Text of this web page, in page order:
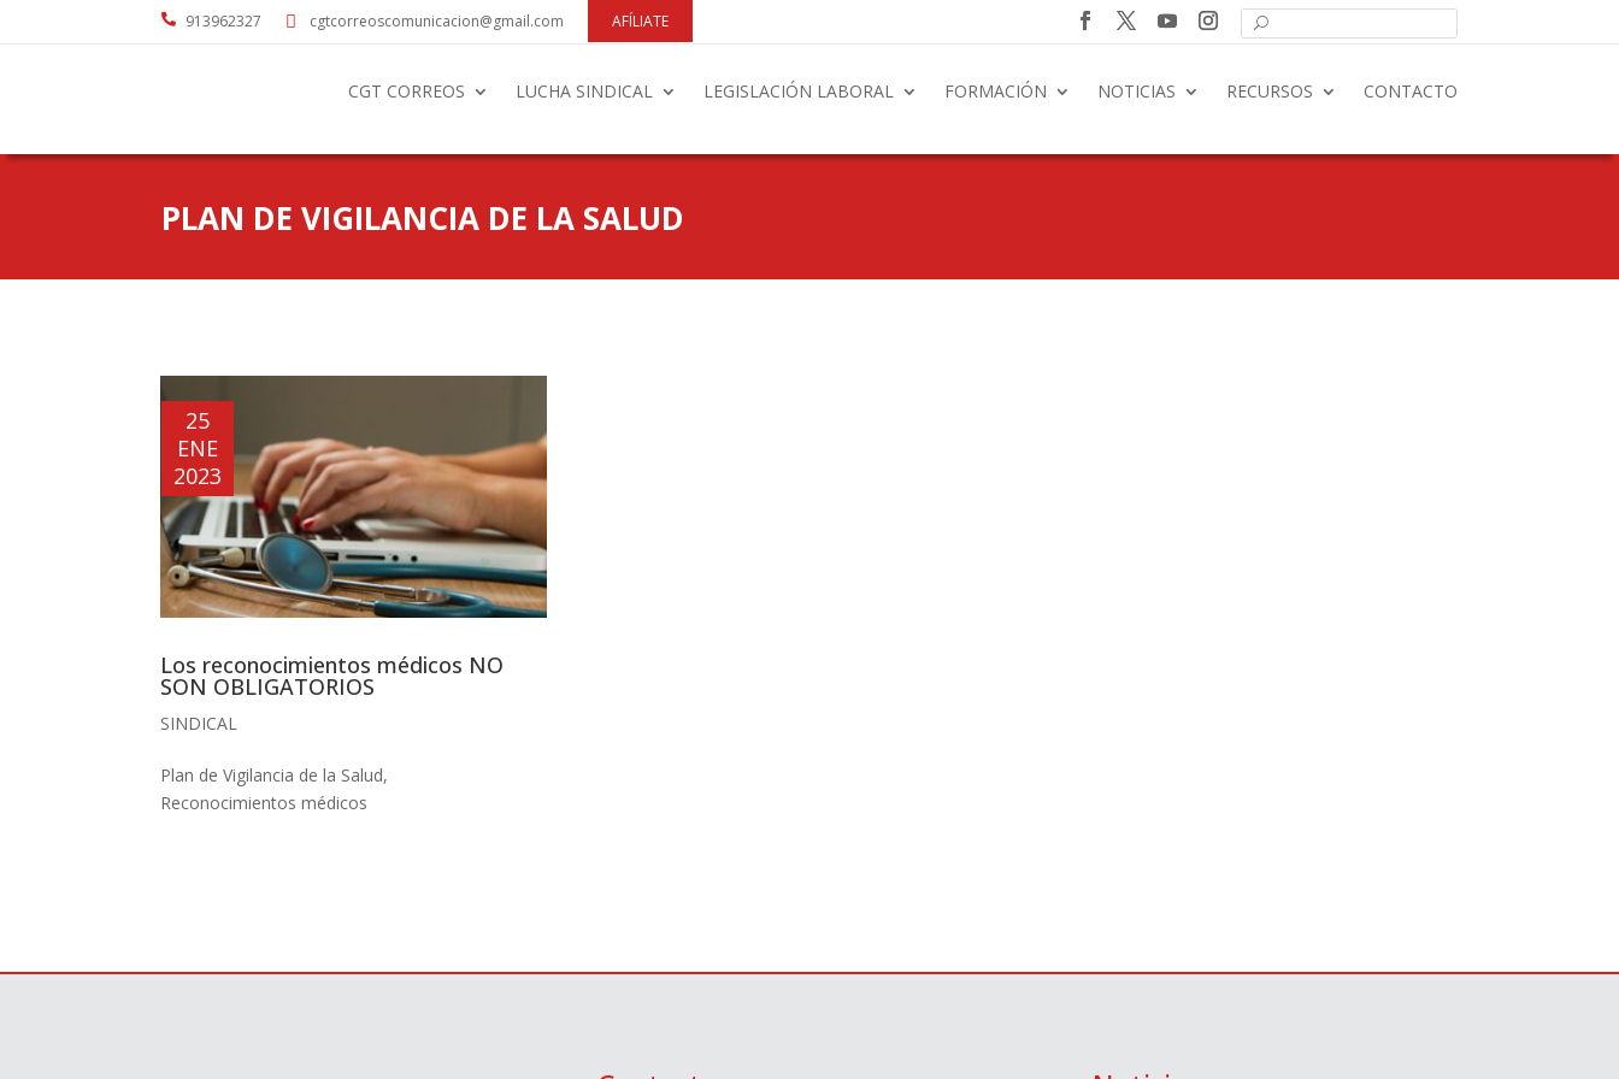
 913962327  cgtcorreoscomunicacion@gmail.com AFÍLIATE
CGT CORREOS LUCHA SINDICAL LEGISLACIÓN LABORAL FORMACIÓN NOTICIAS RECURSOS CONTACTO
PLAN DE VIGILANCIA DE LA SALUD
Los reconocimientos médicos NO
SON OBLIGATORIOS
25
ENE
2023
SINDICAL
Plan de Vigilancia de la Salud,
Reconocimientos médicos